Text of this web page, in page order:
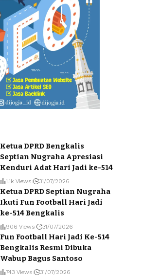
Ketua DPRD Bengkalis
Septian Nugraha Apresiasi
Kenduri Adat Hari Jadi ke-514
1.1k Views 31/07/2026
Ketua DPRD Septian Nugraha
Ikuti Fun Football Hari Jadi
ke-514 Bengkalis
906 Views 31/07/2026
Fun Football Hari Jadi Ke-514
Bengkalis Resmi Dibuka
Wabup Bagus Santoso
743 Views 31/07/2026